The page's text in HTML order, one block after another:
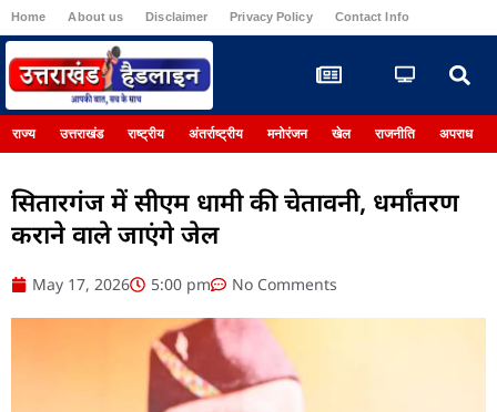
Home About us Disclaimer Privacy Policy Contact Info
राज्य उत्तराखंड राष्ट्रीय अंतर्राष्ट्रीय मनोरंजन खेल राजनीति अपराध
सितारगंज में सीएम धामी की चेतावनी, धर्मांतरण
कराने वाले जाएंगे जेल
May 17, 2026 5:00 pm No Comments